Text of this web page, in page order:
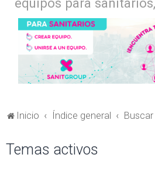
Inicio Índice general Buscar
Temas activos